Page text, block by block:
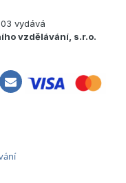
vydává
vzdělávání, s.r.o.